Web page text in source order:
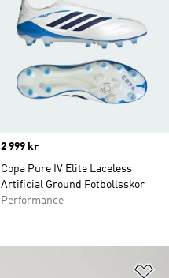
Price
2 999 kr
Copa Pure IV Elite Laceless
Artificial Ground Fotbollsskor
Performance